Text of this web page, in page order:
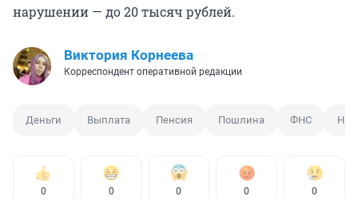
нарушении — до 20 тысяч рублей.
Виктория Корнеева
Корреспондент оперативной редакции
Деньги Выплата Пенсия Пошлина ФНС
0 0 0 0 0